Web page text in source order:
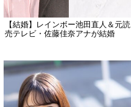
【結婚】レインボー池田直人＆元読
売テレビ・佐藤佳奈アナが結婚